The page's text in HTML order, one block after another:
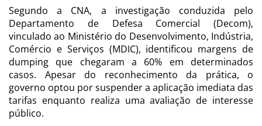
Segundo a CNA, a investigação conduzida pelo
Departamento de Defesa Comercial (Decom),
vinculado ao Ministério do Desenvolvimento, Indústria,
Comércio e Serviços (MDIC), identificou margens de
dumping que chegaram a 60% em determinados
casos. Apesar do reconhecimento da prática, o
governo optou por suspender a aplicação imediata das
tarifas enquanto realiza uma avaliação de interesse
público.